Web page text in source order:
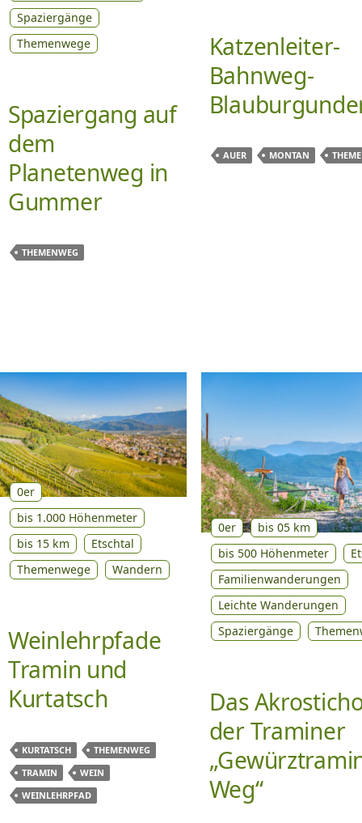
Spaziergänge
Themenwege
Spaziergang auf
dem
Planetenweg in
Gummer
THEMENWEG
Katzenleiter-
Bahnweg-
AUER MONTAN
0er
bis 1.000 Höhenmeter
bis 15 km
Etschtal
Themenwege
Wandern
Weinlehrpfade
Tramin und
Kurtatsch
KURTATSCH
THEMENWEG
TRAMIN
WEIN
WEINLEHRPFAD
0er
bis 05 km
bis 500 Höhenmeter
Familienwanderungen
Leichte Wanderungen
Spaziergänge
Das
der Traminer
Weg“